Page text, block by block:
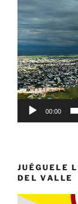
de
vídeo
00:00
JUÉGUELE
DEL VALLE